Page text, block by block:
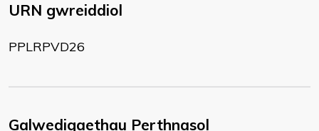
URN gwreiddiol
PPLRPVD26
Galwedigaethau Perthnasol